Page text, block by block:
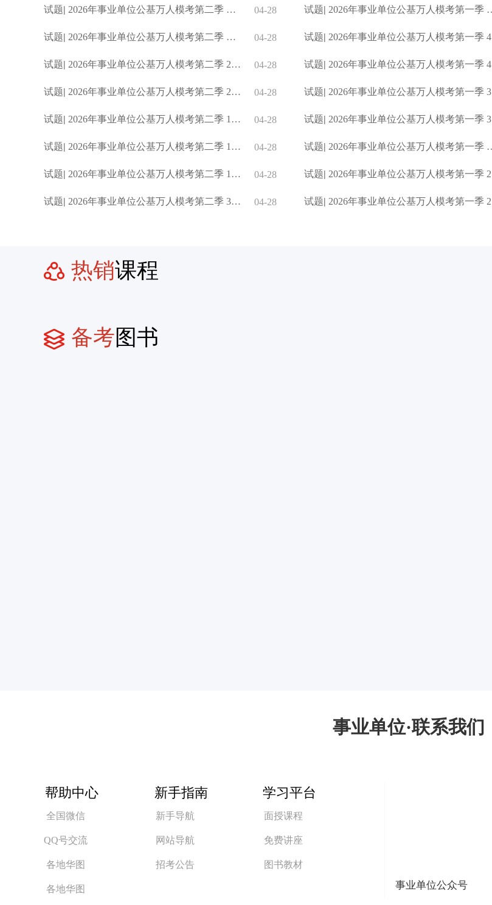
试题| 2026年事业单位公基万人模考第二季 一、单选题 04-28
试题| 2026年事业单位公基万人模考第二季 二、多选题 04-28
试题| 2026年事业单位公基万人模考第二季 27.(单选题)在汉字中，古人 04-28
试题| 2026年事业单位公基万人模考第二季 25.(单选题)在日常生活中 04-28
试题| 2026年事业单位公基万人模考第二季 18.(单选题)石墨烯作为近 04-28
试题| 2026年事业单位公基万人模考第二季 11.(单选题)《中华人民共和 04-28
试题| 2026年事业单位公基万人模考第二季 10.(单选题)为了加强渔业 04-28
试题| 2026年事业单位公基万人模考第二季 3.(单选题)为加强固体废物 04-28
试题| 2026年事业单位公基万人模考第一季 三、判断题
试题| 2026年事业单位公基万人模考第一季 46.(多选题)我国的法律体系
试题| 2026年事业单位公基万人模考第一季 43.(多选题)行政强制执行，
试题| 2026年事业单位公基万人模考第一季 36.(多选题)根据《中华人
试题| 2026年事业单位公基万人模考第一季 33.(多选题)2025年11月，教
试题| 2026年事业单位公基万人模考第一季 二、多选题
试题| 2026年事业单位公基万人模考第一季 27.(单选题)唐宋时期是蜀
试题| 2026年事业单位公基万人模考第一季 22.(单选题)夏季是一年中光
热销课程
备考图书
事业单位·联系我们
帮助中心
全国微信
QQ号交流
各地华图
各地华图
新手指南
新手导航
网站导航
招考公告
学习平台
面授课程
免费讲座
图书教材
事业单位公众号